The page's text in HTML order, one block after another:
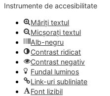
Instrumente de accesibilitate
Măriți textul
Micșorați textul
Alb-negru
Contrast ridicat
Contrast negativ
Fundal luminos
Link-uri subliniate
Font lizibil